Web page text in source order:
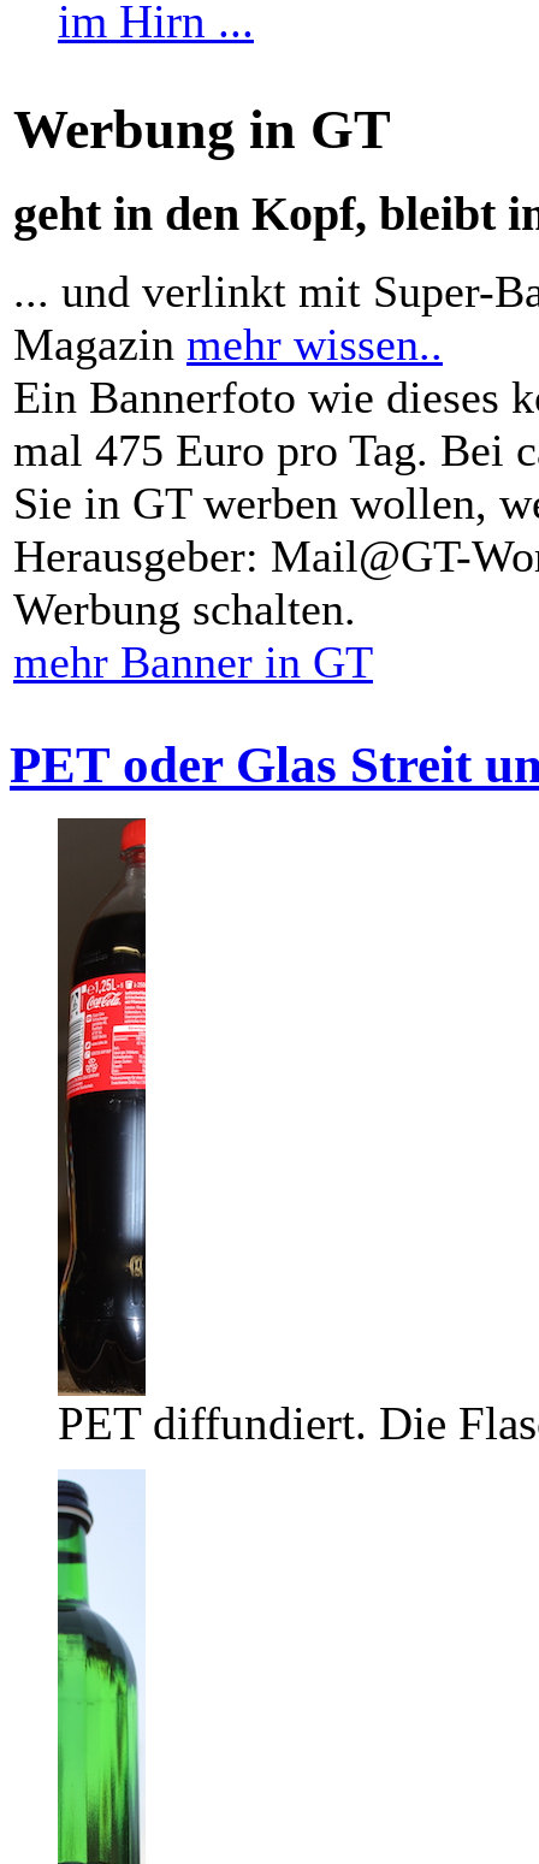
Werbung in GT
geht in den Kopf, bleibt
... und verlinkt mit Super-
Magazin mehr wissen..
Ein Bannerfoto wie dieses
mal 475 Euro pro Tag. Bei
Sie in GT werben wollen,
Herausgeber: Mail@GT-
Werbung schalten.
mehr Banner in GT
PET oder Glas Streit
PET diffundiert. Die